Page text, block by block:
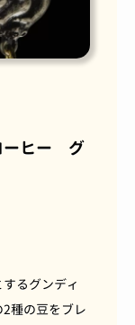
ーヒー グ
るグンディ
種の豆をブレ